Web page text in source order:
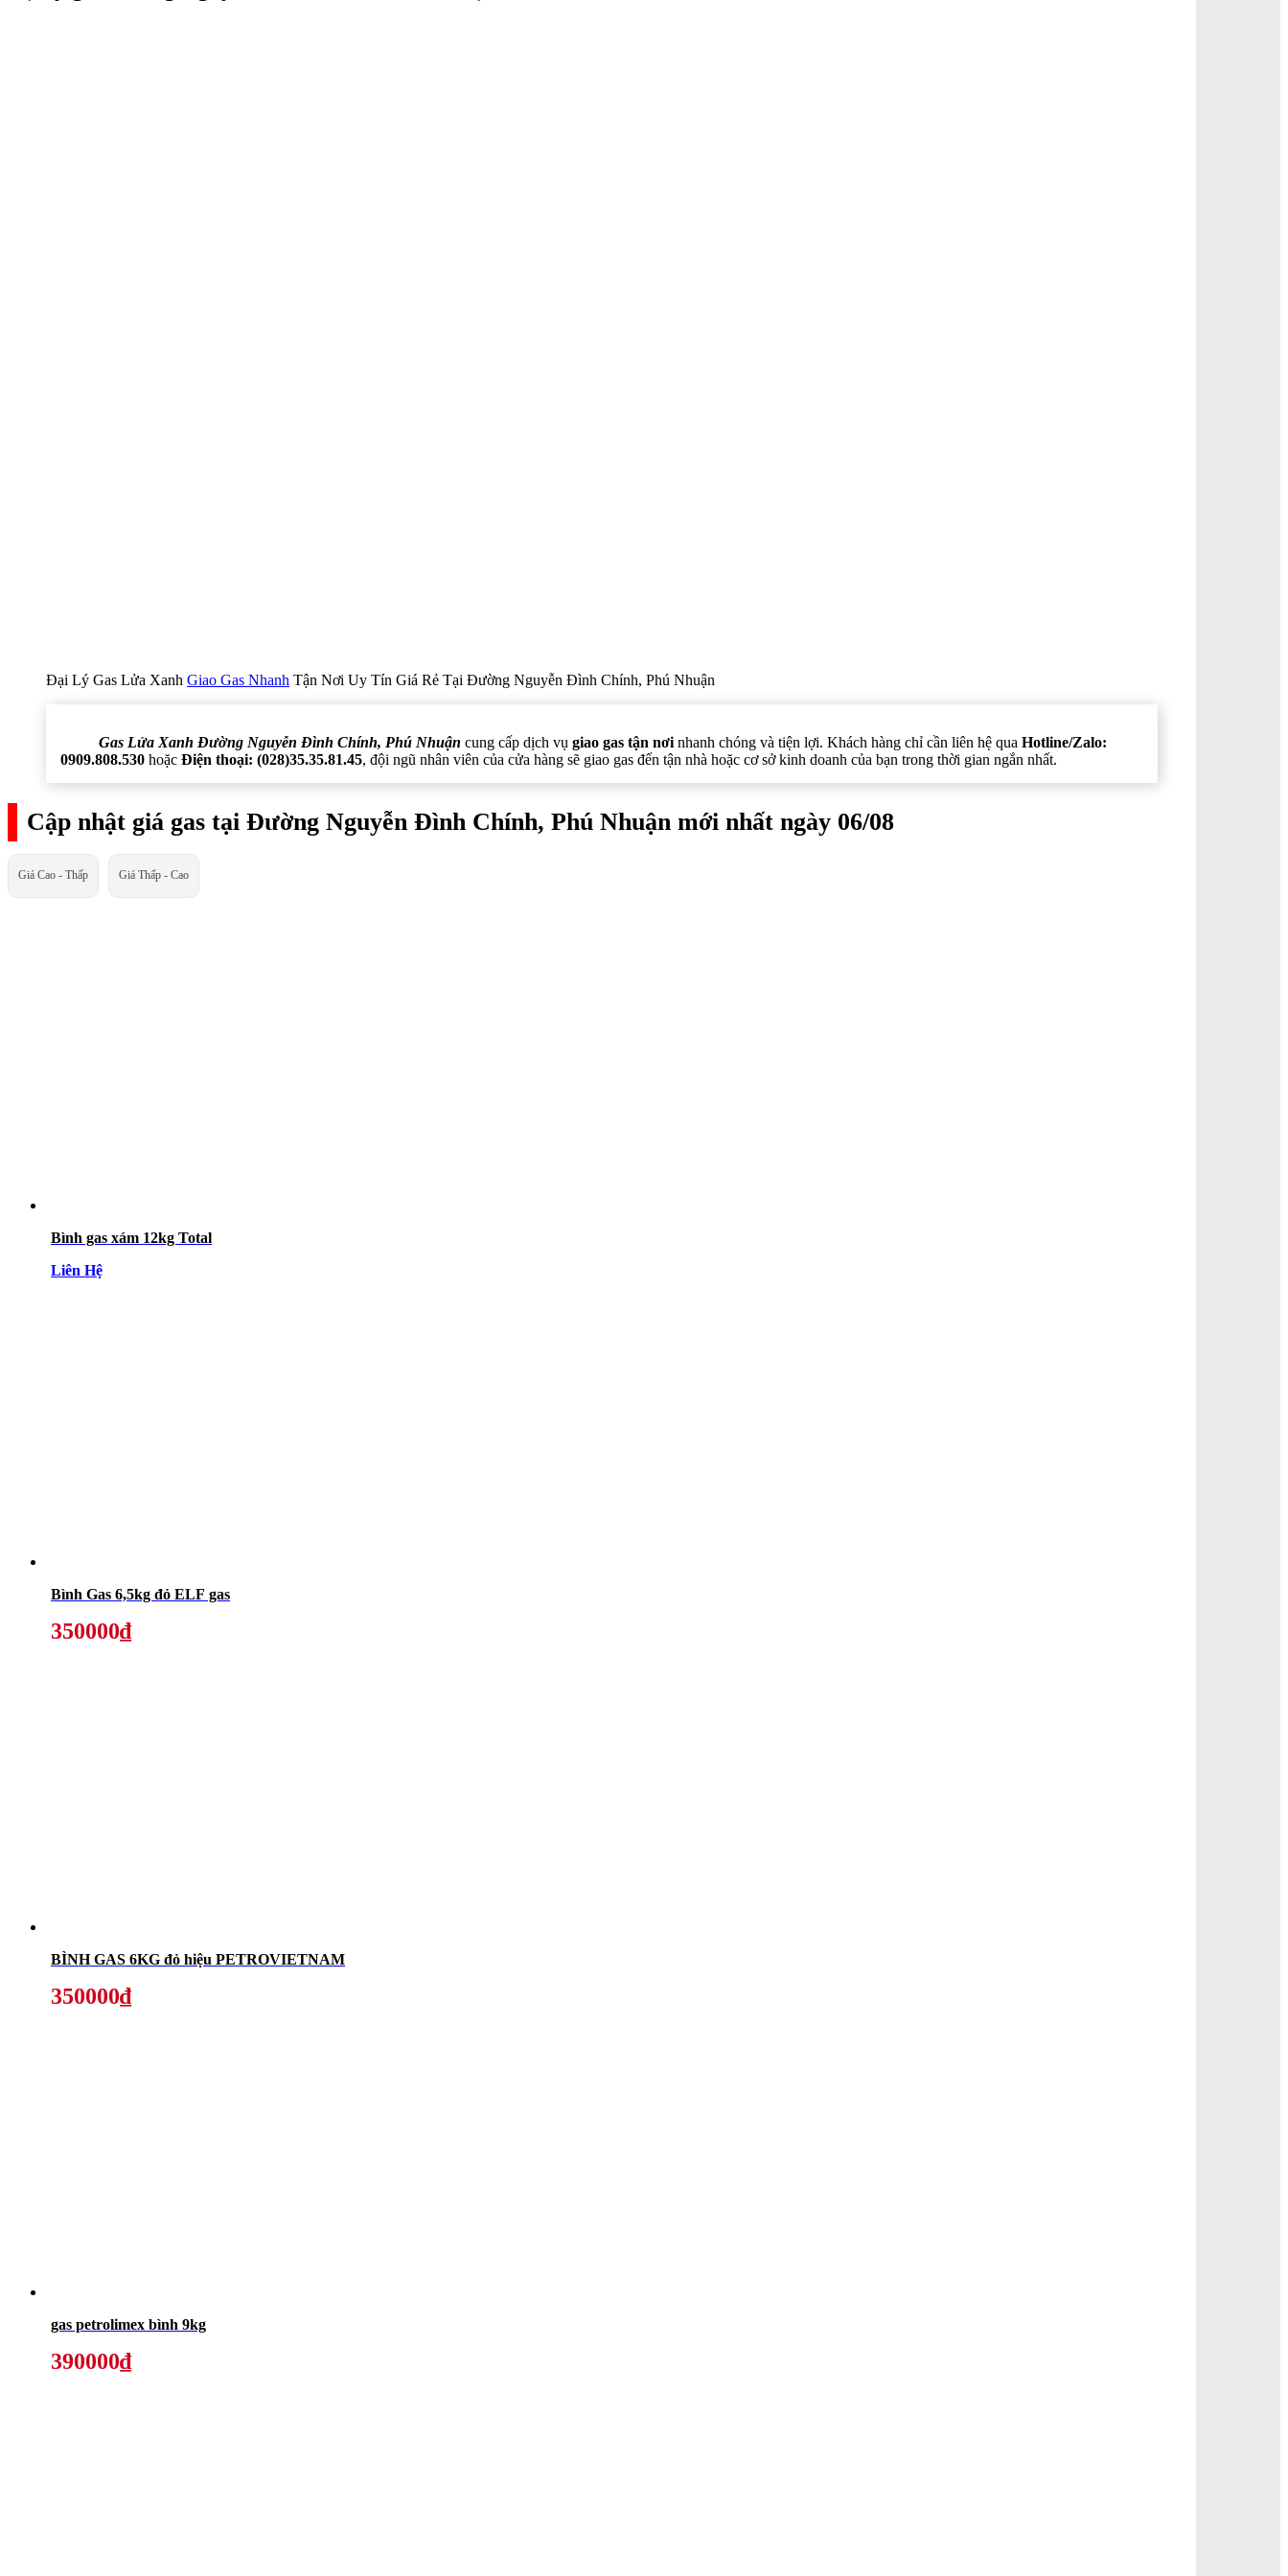
Đại Lý Gas Lửa Xanh Giao Gas Nhanh Tận Nơi Uy Tín Giá Rẻ Tại Đường Nguyễn Đình Chính, Phú Nhuận
Gas Lửa Xanh Đường Nguyễn Đình Chính, Phú Nhuận cung cấp dịch vụ giao gas tận nơi nhanh chóng và tiện lợi. Khách hàng chỉ cần liên hệ qua Hotline/Zalo:
0909.808.530 hoặc Điện thoại: (028)35.35.81.45, đội ngũ nhân viên của cửa hàng sẽ giao gas đến tận nhà hoặc cơ sở kinh doanh của bạn trong thời gian ngắn nhất.
Cập nhật giá gas tại Đường Nguyễn Đình Chính, Phú Nhuận mới nhất ngày 06/08
Giá Cao - Thấp Giá Thấp - Cao
Bình gas xám 12kg Total
Liên Hệ
Bình Gas 6,5kg đỏ ELF gas
350000₫
BÌNH GAS 6KG đỏ hiệu PETROVIETNAM
350000₫
gas petrolimex bình 9kg
390000₫